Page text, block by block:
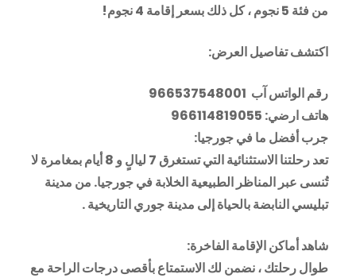
من فئة 5 نجوم ، كل ذلك بسعر إقامة 4 نجوم!
اكتشف تفاصيل العرض:
رقم الواتس آب 966537548001
هاتف ارضي: 966114819055
جرب أفضل ما في جورجيا:
تعد رحلتنا الاستثنائية التي تستغرق 7 ليالٍ و 8 أيام بمغامرة لا
تُنسى عبر المناظر الطبيعية الخلابة في جورجيا. من مدينة
تبليسي النابضة بالحياة إلى مدينة جوري التاريخية .
شاهد أماكن الإقامة الفاخرة:
طوال رحلتك ، نضمن لك الاستمتاع بأقصى درجات الراحة مع